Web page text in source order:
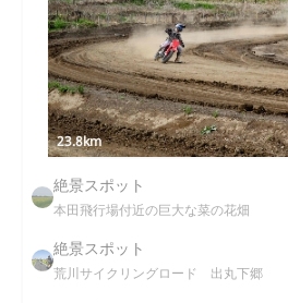
23.8km
絶景スポット
本田飛行場付近の巨大な菜の花畑
絶景スポット
荒川サイクリングロード 出丸下郷